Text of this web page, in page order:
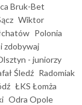
Bruk-Bet
Wiktor
Polonia
zdobywaj
- juniorzy
Śledź Radomiak
ŁKS Łomża
Odra Opole